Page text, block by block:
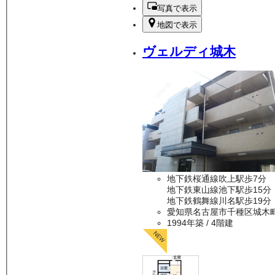
写真で表示
地図で表示
ヴェルディ城木
地下鉄桜通線吹上駅歩7分
地下鉄東山線池下駅歩15分
地下鉄鶴舞線川名駅歩19分
愛知県名古屋市千種区城木
1994年築 / 4階建